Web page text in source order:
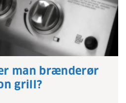
man brænderør
grill?